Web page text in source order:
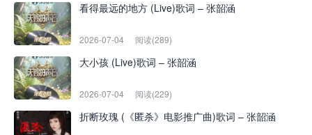
看得最远的地方 (Live)歌词 – 张韶涵
2026-07-04 阅读(289)
大小孩 (Live)歌词 – 张韶涵
2026-07-04 阅读(229)
折断玫瑰 (《匿杀》电影推广曲)歌词 – 张韶涵